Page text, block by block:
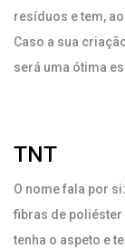
resíduos e tem,
Caso a sua
será uma ótima
TNT
O nome fala por
fibras de poliéster
tenha o aspeto e